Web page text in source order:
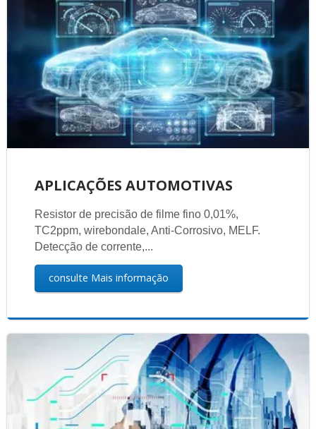
APLICAÇÕES AUTOMOTIVAS
Resistor de precisão de filme fino 0,01%,
TC2ppm, wirebondale, Anti-Corrosivo, MELF.
Detecção de corrente,...
consulte Mais informação